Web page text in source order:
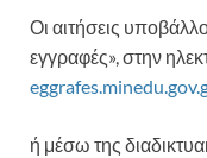
Οι αιτήσεις
εγγραφές», στην
ή μέσω της